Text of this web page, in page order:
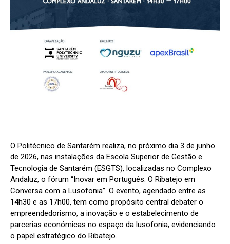
O Politécnico de Santarém realiza, no próximo dia 3 de junho
de 2026, nas instalações da Escola Superior de Gestão e
Tecnologia de Santarém (ESGTS), localizadas no Complexo
Andaluz, o fórum “Inovar em Português: O Ribatejo em
Conversa com a Lusofonia”. O evento, agendado entre as
14h30 e as 17h00, tem como propósito central debater o
empreendedorismo, a inovação e o estabelecimento de
parcerias económicas no espaço da lusofonia, evidenciando
o papel estratégico do Ribatejo.